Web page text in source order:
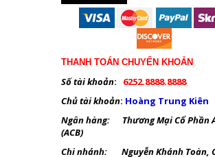
THANH TOÁN CHUYỂN KHOẢN
Số tài khoản:
6252.8888.8888
Chủ tài khoản: Hoàng Trung Kiên
Ngân hàng: Thương Mại Cổ Phần
(ACB)
Chi nhánh: Nguyễn Khánh Toàn,